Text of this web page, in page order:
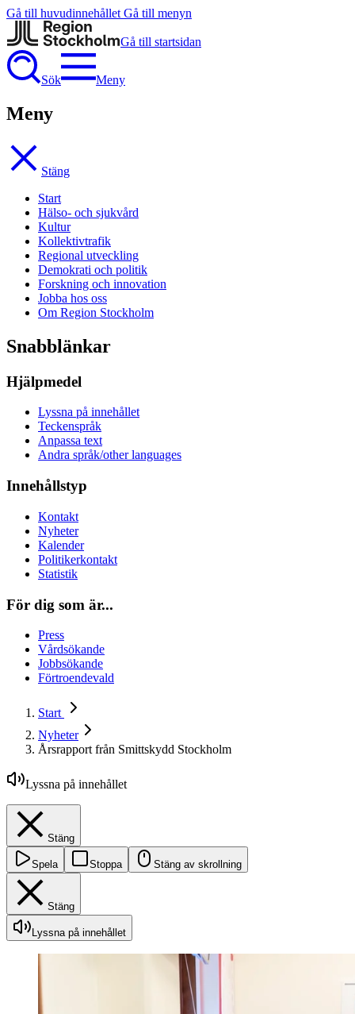
Gå till huvudinnehållet Gå till menyn
Gå till startsidan
Sök Meny
Meny
Stäng
Start
Hälso- och sjukvård
Kultur
Kollektivtrafik
Regional utveckling
Demokrati och politik
Forskning och innovation
Jobba hos oss
Om Region Stockholm
Snabblänkar
Hjälpmedel
Lyssna på innehållet
Teckenspråk
Anpassa text
Andra språk/other languages
Innehållstyp
Kontakt
Nyheter
Kalender
Politikerkontakt
Statistik
För dig som är...
Press
Vårdsökande
Jobbsökande
Förtroendevald
Start
Nyheter
Årsrapport från Smittskydd Stockholm
Lyssna på innehållet
Stäng
Spela Stoppa Stäng av skrollning
Stäng
Lyssna på innehållet